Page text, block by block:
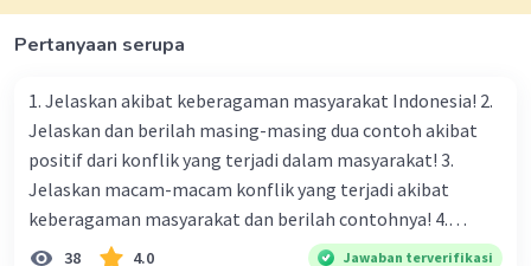
Pertanyaan serupa
1. Jelaskan akibat keberagaman masyarakat Indonesia! 2.
Jelaskan dan berilah masing-masing dua contoh akibat
positif dari konflik yang terjadi dalam masyarakat! 3.
Jelaskan macam-macam konflik yang terjadi akibat
keberagaman masyarakat dan berilah contohnya! 4.
Mengapa dalam masyarakat yang memiliki keberagaman
38 4.0 Jawaban terverifikasi